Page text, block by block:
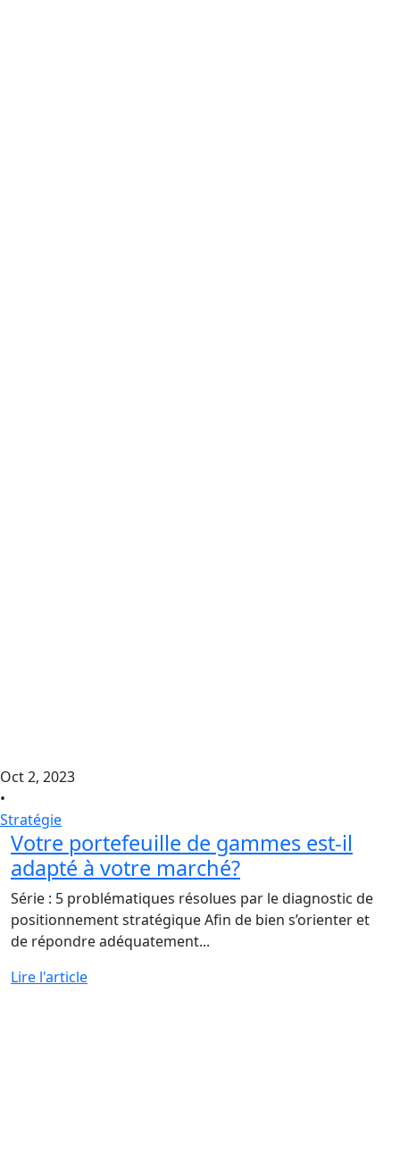
Oct 2, 2023
•
Stratégie
Votre portefeuille de gammes est-il
adapté à votre marché?
Série : 5 problématiques résolues par le diagnostic de
positionnement stratégique Afin de bien s’orienter et
de répondre adéquatement...
Lire l'article